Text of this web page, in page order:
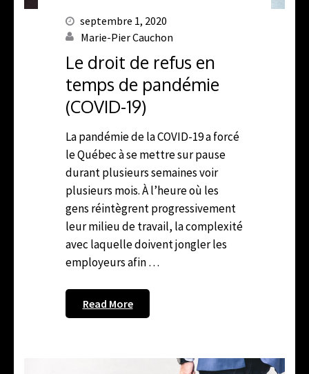
septembre 1, 2020
Marie-Pier Cauchon
Le droit de refus en
temps de pandémie
(COVID-19)
La pandémie de la COVID-19 a forcé
le Québec à se mettre sur pause
durant plusieurs semaines voir
plusieurs mois. À l’heure où les
gens réintègrent progressivement
leur milieu de travail, la complexité
avec laquelle doivent jongler les
employeurs afin …
Read More